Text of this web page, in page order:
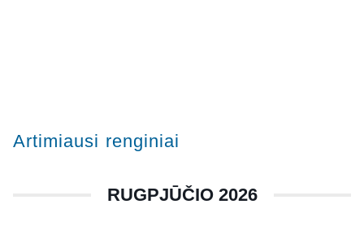
Artimiausi renginiai
RUGPJŪČIO 2026
Konferencijos